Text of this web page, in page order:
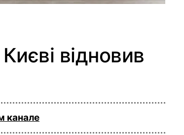
відновив
канале